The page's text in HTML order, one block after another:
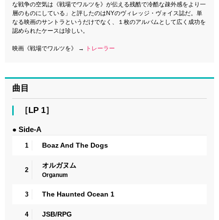
な戦争の空気は《戦場でワルツを》が伝える残酷で冷酷な疎外感をより一
層のものにしている」と評したのはNYのヴィレッジ・ヴォイス誌だ。単
なる映画のサントラというだけでなく、１枚のアルバムとして広く成功を
認められたケースは珍しい。
映画《戦場でワルツを》 → トレーラー
曲目
［LP 1］
● Side-A
1 Boaz And The Dogs
2
オルガヌム
Organum
3 The Haunted Ocean 1
4 JSB/RPG